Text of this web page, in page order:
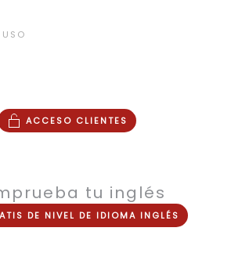
ACCESO CLIENTES
tu inglés
DE NIVEL DE IDIOMA INGLÉS